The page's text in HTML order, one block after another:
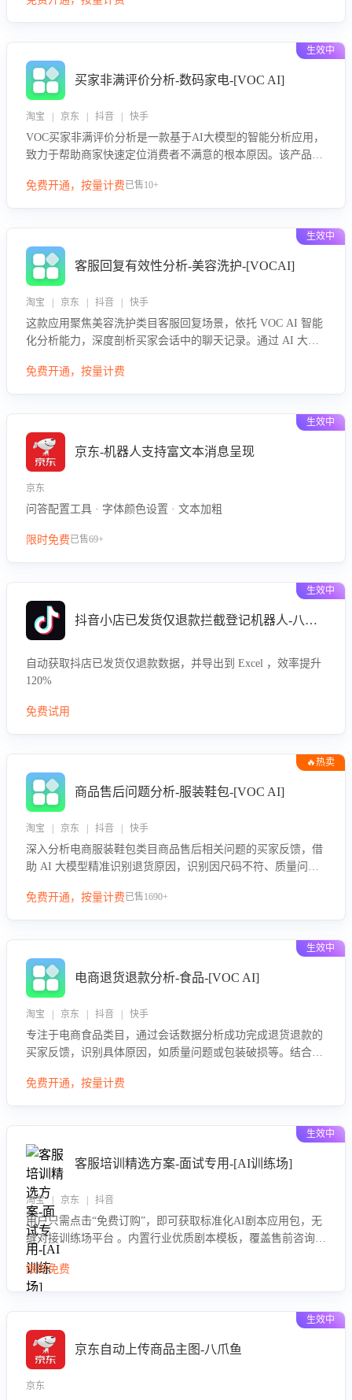
绪、归因争议根源，并客观评估客服应对合理性与成效。系统
生效中
买家非满评价分析-数码家电-[VOC AI]
淘宝 | 京东 | 抖音 | 快手
VOC买家非满评价分析是一款基于AI大模型的智能分析应用，
致力于帮助商家快速定位消费者不满意的根本原因。该产品可
或其它部门原因，明确责任归属，提供可落地的改进建议与策
免费开通，按量计费已售10+
生效中
客服回复有效性分析-美容洗护-[VOCAI]
淘宝 | 京东 | 抖音 | 快手
这款应用聚焦美容洗护类目客服回复场景，依托 VOC AI 智能
化分析能力，深度剖析买家会话中的聊天记录。通过 AI 大模
效性与完整性，输出针对性改进策略，助力商家快速优化快捷
免费开通，按量计费
生效中
京东-机器人支持富文本消息呈现
京东
问答配置工具 · 字体颜色设置 · 文本加粗
限时免费已售69+
生效中
抖音小店已发货仅退款拦截登记机器人-八爪鱼
自动获取抖店已发货仅退款数据，并导出到 Excel ，效率提升
120%
免费试用
🔥热卖
商品售后问题分析-服装鞋包-[VOC AI]
淘宝 | 京东 | 抖音 | 快手
深入分析电商服装鞋包类目商品售后相关问题的买家反馈，借
助 AI 大模型精准识别退货原因，识别因尺码不符、质量问题
商家优化产品或服务，实现销售额的显著提升。
免费开通，按量计费已售1690+
生效中
电商退货退款分析-食品-[VOC AI]
淘宝 | 京东 | 抖音 | 快手
专注于电商食品类目，通过会话数据分析成功完成退货退款的
买家反馈，识别具体原因，如质量问题或包装破损等。结合AI
低退款率，提升售后效率。
免费开通，按量计费
生效中
客服培训精选方案-面试专用-[AI训练场]
淘宝 | 京东 | 抖音
用户只需点击“免费订购”，即可获取标准化AI剧本应用包，无
缝对接训练场平台 。内置行业优质剧本模板，覆盖售前咨询、
售后处理等全场景，消除复杂部署流程，节省90%的初始化时
间，助力企业快速启动智能客服训练
限时免费
生效中
京东自动上传商品主图-八爪鱼
京东